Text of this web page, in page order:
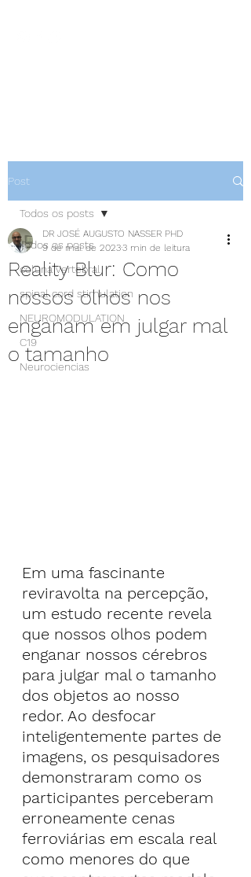
Post
Todos os posts
coluna vertebral
spinal cord stimulation
NEUROMODULATION
C19
Neurociencias
Todos os posts
Reality Blur: Como
nossos olhos nos
enganam em julgar mal
o tamanho
DR JOSÉ AUGUSTO NASSER PHD
9 de mai. de 20233 min de leitura
Em uma fascinante
reviravolta na percepção,
um estudo recente revela
que nossos olhos podem
enganar nossos cérebros
para julgar mal o tamanho
dos objetos ao nosso
redor. Ao desfocar
inteligentemente partes de
imagens, os pesquisadores
demonstraram como os
participantes perceberam
erroneamente cenas
ferroviárias em escala real
como menores do que